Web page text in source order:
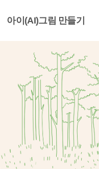
아이(AI)그림 만들기